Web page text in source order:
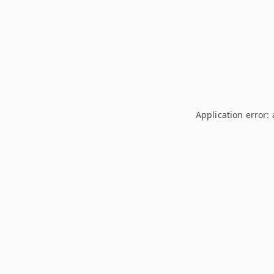
Application error: